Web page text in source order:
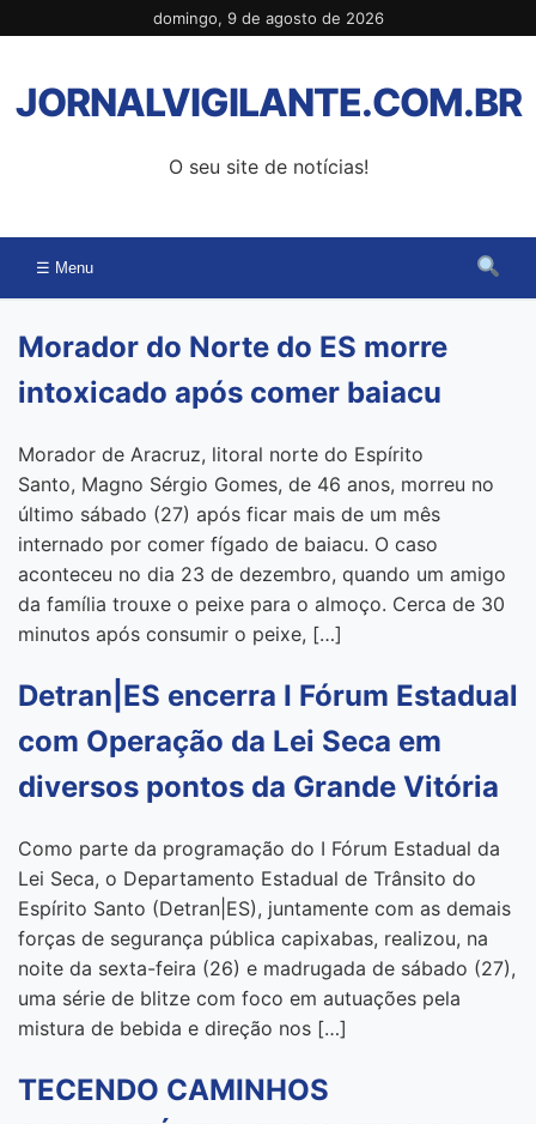
para
conteúdo
domingo, 9 de agosto de 2026
JORNALVIGILANTE.COM.BR
O seu site de notícias!
☰ Menu
Morador do Norte do ES morre
intoxicado após comer baiacu
Morador de Aracruz, litoral norte do Espírito
Santo, Magno Sérgio Gomes, de 46 anos, morreu no
último sábado (27) após ficar mais de um mês
internado por comer fígado de baiacu. O caso
aconteceu no dia 23 de dezembro, quando um amigo
da família trouxe o peixe para o almoço. Cerca de 30
minutos após consumir o peixe, […]
Detran|ES encerra I Fórum Estadual
com Operação da Lei Seca em
diversos pontos da Grande Vitória
Como parte da programação do I Fórum Estadual da
Lei Seca, o Departamento Estadual de Trânsito do
Espírito Santo (Detran|ES), juntamente com as demais
forças de segurança pública capixabas, realizou, na
noite da sexta-feira (26) e madrugada de sábado (27),
uma série de blitze com foco em autuações pela
mistura de bebida e direção nos […]
TECENDO CAMINHOS